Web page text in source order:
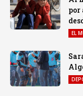
por
EL